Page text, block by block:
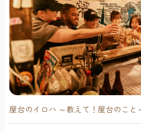
屋台のイロハ ～教えて！屋台のこと